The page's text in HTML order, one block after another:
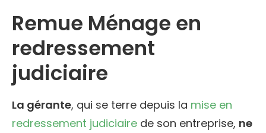
Remue Ménage en
redressement
judiciaire
La gérante, qui se terre depuis la mise en
redressement judiciaire de son entreprise, ne